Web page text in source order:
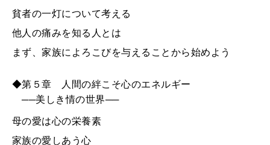
貧者の一灯について考える
他人の痛みを知る人とは
まず、家族によろこびを与えることから始めよう
◆第５章 人間の絆こそ心のエネルギー
──美しき情の世界──
母の愛は心の栄養素
家族の愛しあう心